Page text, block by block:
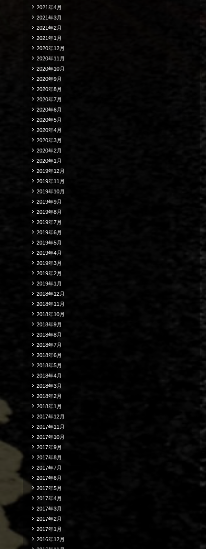
2021年4月
2021年3月
2021年2月
2021年1月
2020年12月
2020年11月
2020年10月
2020年9月
2020年8月
2020年7月
2020年6月
2020年5月
2020年4月
2020年3月
2020年2月
2020年1月
2019年12月
2019年11月
2019年10月
2019年9月
2019年8月
2019年7月
2019年6月
2019年5月
2019年4月
2019年3月
2019年2月
2019年1月
2018年12月
2018年11月
2018年10月
2018年9月
2018年8月
2018年7月
2018年6月
2018年5月
2018年4月
2018年3月
2018年2月
2018年1月
2017年12月
2017年11月
2017年10月
2017年9月
2017年8月
2017年7月
2017年6月
2017年5月
2017年4月
2017年3月
2017年2月
2017年1月
2016年12月